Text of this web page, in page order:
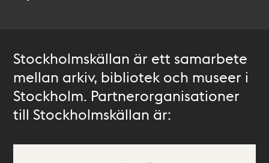
Stockholmskällan är ett samarbete
mellan arkiv, bibliotek och museer i
Stockholm. Partnerorganisationer
till Stockholmskällan är: